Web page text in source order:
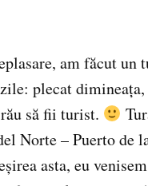
am făcut
plecat
să fii turist.
Norte – Puerto de
asta, eu